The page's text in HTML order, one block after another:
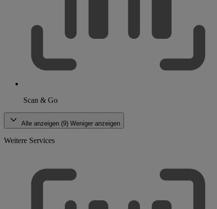
Scan & Go
Alle anzeigen (9) Weniger anzeigen
Weitere Services